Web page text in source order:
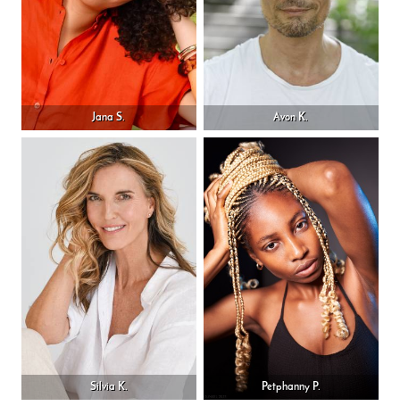
Jana S. Avon K.
Silvia K. Petphanny P.